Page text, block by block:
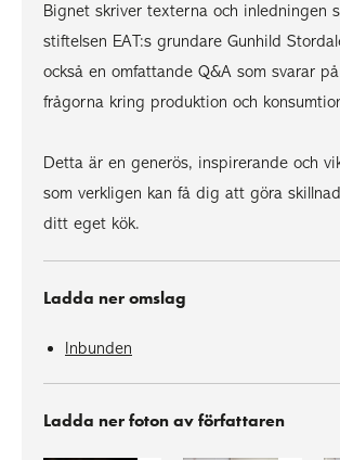
Bignet skriver texterna och inledningen
stiftelsen EAT:s grundare Gunhild
också en omfattande Q&A som svarar
frågorna kring produktion och
Detta är en generös, inspirerande och
som verkligen kan få dig att göra
ditt eget kök.
Ladda ner omslag
Inbunden
Ladda ner foton av författaren